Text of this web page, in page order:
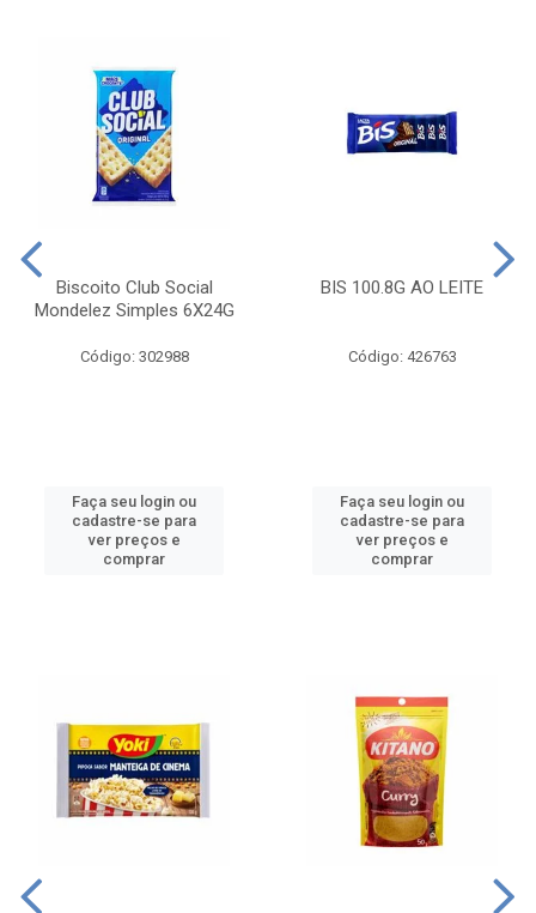
Biscoito Club Social
Mondelez Simples 6X24G
Código: 302988
Faça seu login ou
cadastre-se para
ver preços e
comprar
BIS 100.8G AO LEITE
Código: 426763
Faça seu login ou
cadastre-se para
ver preços e
comprar